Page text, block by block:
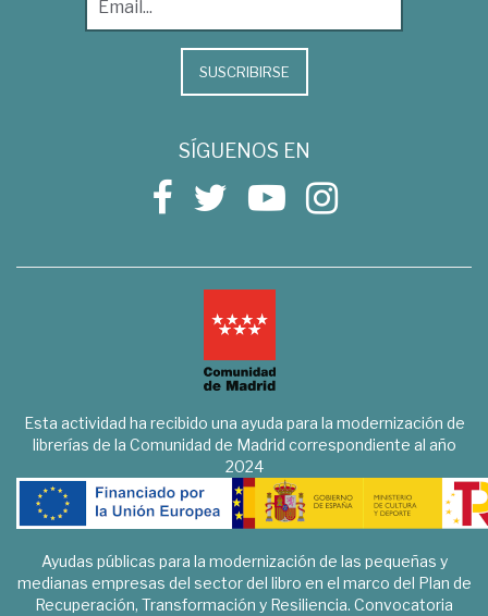
SUSCRIBIRSE
SÍGUENOS EN
Esta actividad ha recibido una ayuda para la modernización de
librerías de la Comunidad de Madrid correspondiente al año
2024
Ayudas públicas para la modernización de las pequeñas y
medianas empresas del sector del libro en el marco del Plan de
Recuperación, Transformación y Resiliencia. Convocatoria